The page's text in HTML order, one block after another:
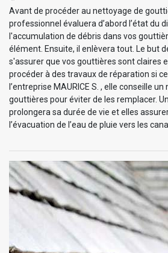
Avant de procéder au nettoyage de
professionnel évaluera d’abord l’état du
l'accumulation de débris dans vos
élément. Ensuite, il enlèvera tout. Le but
s'assurer que vos gouttières sont claires
procéder à des travaux de réparation si
l’entreprise MAURICE S. , elle conseille
gouttières pour éviter de les remplacer.
prolongera sa durée de vie et elles
l’évacuation de l’eau de pluie vers les